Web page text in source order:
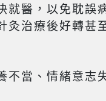
醫，以免耽誤
治療後好轉甚
當、情緒意志